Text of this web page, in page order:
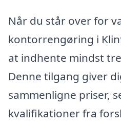
Når du står over for
kontorrengøring i
at indhente mindst
Denne tilgang giver
sammenligne priser,
kvalifikationer fra